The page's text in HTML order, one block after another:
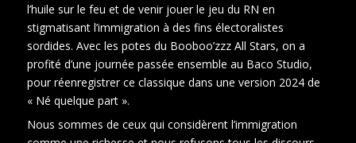
l’huile sur le feu et de venir jouer le jeu du RN en
stigmatisant l’immigration à des fins électoralistes
sordides. Avec les potes du Booboo’zzz All Stars, on a
profité d’une journée passée ensemble au Baco Studio,
pour réenregistrer ce classique dans une version 2024 de
« Né quelque part ».
Nous sommes de ceux qui considèrent l’immigration